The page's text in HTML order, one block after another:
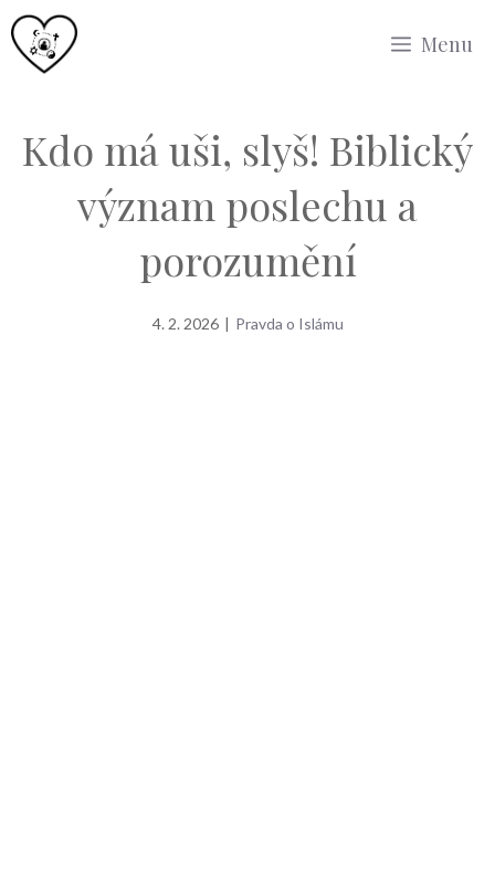
Přeskočit
na
Menu
Kdo má uši, slyš! Biblický
význam poslechu a
porozumění
4. 2. 2026 | Pravda o Islámu